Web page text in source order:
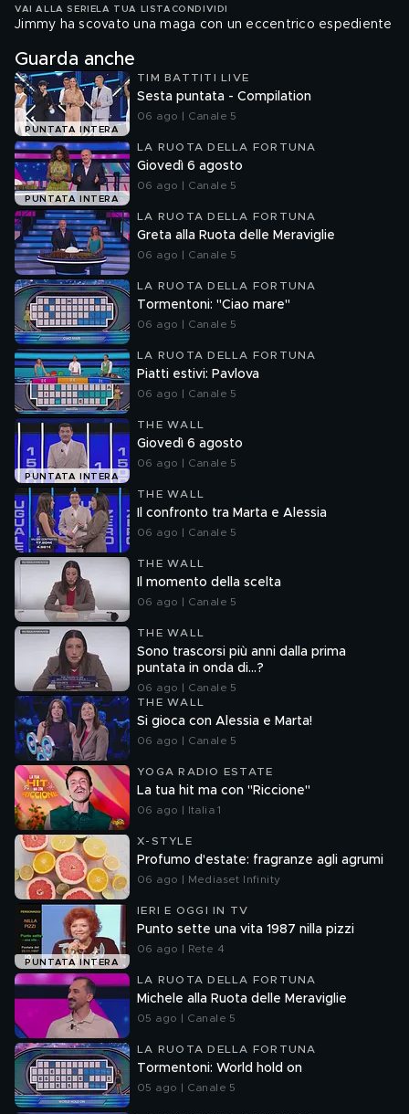
VAI ALLA SERIE LA TUA LISTA CONDIVIDI
Jimmy ha scovato una maga con un eccentrico espediente
Guarda anche
PUNTATA INTERA
TIM BATTITI LIVE
Sesta puntata - Compilation
06 ago | Canale 5
PUNTATA INTERA
LA RUOTA DELLA FORTUNA
Giovedì 6 agosto
06 ago | Canale 5
LA RUOTA DELLA FORTUNA
Greta alla Ruota delle Meraviglie
06 ago | Canale 5
LA RUOTA DELLA FORTUNA
Tormentoni: "Ciao mare"
06 ago | Canale 5
LA RUOTA DELLA FORTUNA
Piatti estivi: Pavlova
06 ago | Canale 5
PUNTATA INTERA
THE WALL
Giovedì 6 agosto
06 ago | Canale 5
THE WALL
Il confronto tra Marta e Alessia
06 ago | Canale 5
THE WALL
Il momento della scelta
06 ago | Canale 5
THE WALL
Sono trascorsi più anni dalla prima
puntata in onda di...?
06 ago | Canale 5
THE WALL
Si gioca con Alessia e Marta!
06 ago | Canale 5
YOGA RADIO ESTATE
La tua hit ma con "Riccione"
06 ago | Italia 1
X-STYLE
Profumo d'estate: fragranze agli agrumi
06 ago | Mediaset Infinity
PUNTATA INTERA
IERI E OGGI IN TV
Punto sette una vita 1987 nilla pizzi
06 ago | Rete 4
LA RUOTA DELLA FORTUNA
Michele alla Ruota delle Meraviglie
05 ago | Canale 5
LA RUOTA DELLA FORTUNA
Tormentoni: World hold on
05 ago | Canale 5